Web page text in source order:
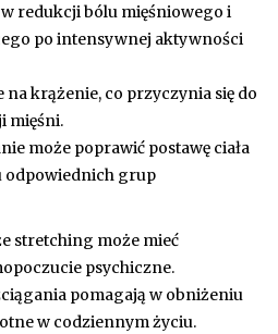
redukcji bólu mięśniowego i
po intensywnej aktywności
na krążenie, co przyczynia się do
mięśni.
może poprawić postawę ciała
odpowiednich grup
stretching może mieć
psychiczne.
pomagają w obniżeniu
w codziennym życiu.